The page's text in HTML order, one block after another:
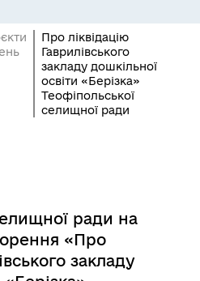
Про ліквідацію
Гаврилівського
закладу дошкільної
освіти «Берізка»
Теофіпольської
селищної ради
ради на
«Про
закладу